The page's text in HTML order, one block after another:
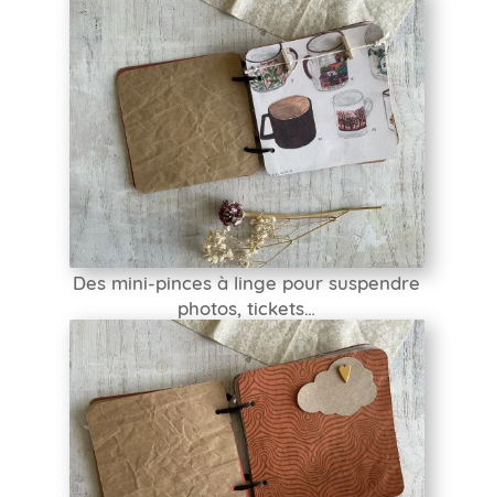
Des mini-pinces à linge pour suspendre
photos, tickets…